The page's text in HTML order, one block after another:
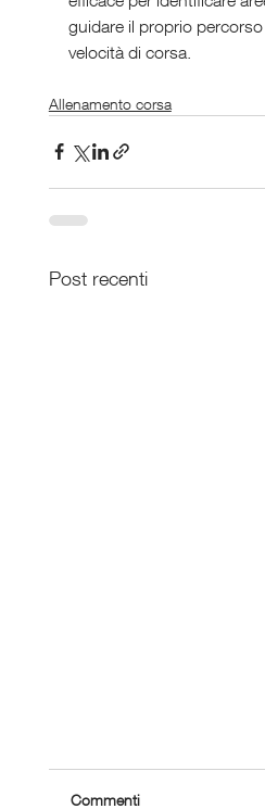
guidare il proprio
velocità di corsa.
Allenamento corsa
Post recenti
Commenti